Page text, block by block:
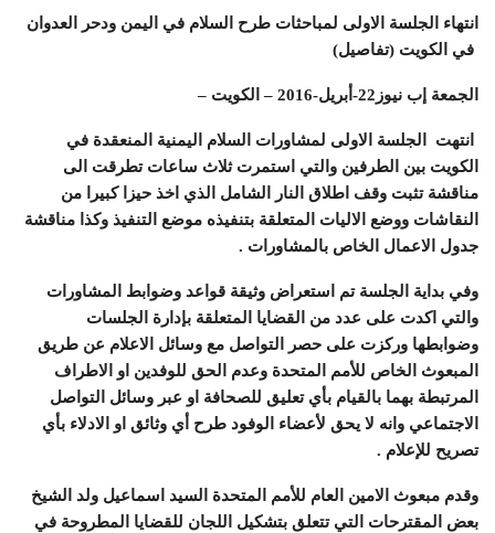
انتهاء الجلسة الاولى لمباحثات طرح السلام في اليمن ودحر العدوان
في الكويت (تفاصيل)
الجمعة إب نيوز22-أبريل-2016 – الكويت –
انتهت الجلسة الاولى لمشاورات السلام اليمنية المنعقدة في
الكويت بين الطرفين والتي استمرت ثلاث ساعات تطرقت الى
مناقشة تثبت وقف اطلاق النار الشامل الذي اخذ حيزا كبيرا من
النقاشات ووضع الاليات المتعلقة بتنفيذه موضع التنفيذ وكذا مناقشة
جدول الاعمال الخاص بالمشاورات .
وفي بداية الجلسة تم استعراض وثيقة قواعد وضوابط المشاورات
والتي اكدت على عدد من القضايا المتعلقة بإدارة الجلسات
وضوابطها وركزت على حصر التواصل مع وسائل الاعلام عن طريق
المبعوث الخاص للأمم المتحدة وعدم الحق للوفدين او الاطراف
المرتبطة بهما بالقيام بأي تعليق للصحافة او عبر وسائل التواصل
الاجتماعي وانه لا يحق لأعضاء الوفود طرح أي وثائق او الادلاء بأي
تصريح للإعلام .
وقدم مبعوث الامين العام للأمم المتحدة السيد اسماعيل ولد الشيخ
بعض المقترحات التي تتعلق بتشكيل اللجان للقضايا المطروحة في